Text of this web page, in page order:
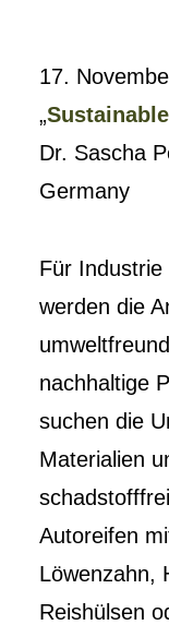
17.
„
Dr. Sascha
Germany
Für Industrie
werden die
nachhaltige
suchen die
Materialien
Autoreifen
Löwenzahn,
Reishülsen